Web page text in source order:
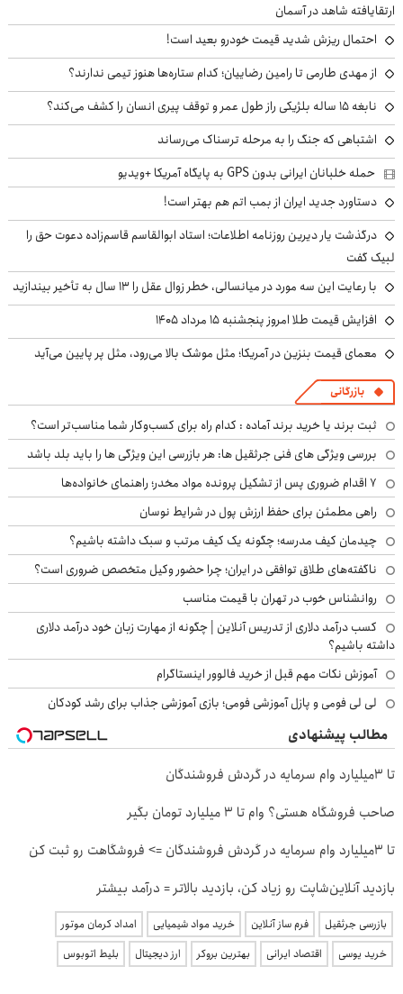
ارتقایافته شاهد در آسمان
احتمال ریزش شدید قیمت خودرو بعید است!
از مهدی طارمی تا رامین رضاییان؛ کدام ستاره‌ها هنوز تیمی ندارند؟
نابغه ۱۵ ساله بلژیکی راز طول عمر و توقف پیری انسان را کشف می‌کند؟
اشتباهی که جنگ را به مرحله ترسناک می‌رساند
حمله خلبانان ایرانی بدون GPS به پایگاه آمریکا +ویدیو
دستاورد جدید ایران از بمب اتم هم بهتر است!
درگذشت یار دیرین روزنامه اطلاعات؛ استاد ابوالقاسم قاسم‌زاده دعوت حق را
لبیک گفت
با رعایت این سه مورد در میانسالی، خطر زوال عقل را ۱۳ سال به تأخیر بیندازید
افزایش قیمت طلا امروز پنجشنبه ۱۵ مرداد ۱۴۰۵
معمای قیمت بنزین در آمریکا؛ مثل موشک بالا می‌رود، مثل پر پایین می‌آید
بازرگانی
ثبت برند یا خرید برند آماده : کدام راه برای کسب‌وکار شما مناسب‌تر است؟
بررسی ویژگی های فنی جرثقیل ها: هر بازرسی این ویژگی ها را باید بلد باشد
۷ اقدام ضروری پس از تشکیل پرونده مواد مخدر؛ راهنمای خانواده‌ها
راهی مطمئن برای حفظ ارزش پول در شرایط نوسان
چیدمان کیف مدرسه؛ چگونه یک کیف مرتب و سبک داشته باشیم؟
ناگفته‌های طلاق توافقی در ایران؛ چرا حضور وکیل متخصص ضروری است؟
روانشناس خوب در تهران با قیمت مناسب
کسب درآمد دلاری از تدریس آنلاین | چگونه از مهارت زبان خود درآمد دلاری
داشته باشیم؟
آموزش نکات مهم قبل از خرید فالوور اینستاگرام
لی لی فومی و پازل آموزشی فومی؛ بازی آموزشی جذاب برای رشد کودکان
مطالب پیشنهادی
تا 3میلیارد وام سرمایه در گردش فروشندگان
صاحب فروشگاه هستی؟ وام تا ۳ میلیارد تومان بگیر
تا 3میلیارد وام سرمایه در گردش فروشندگان => فروشگاهت رو ثبت کن
بازدید آنلاین‌شاپت رو زیاد کن، بازدید بالاتر = درآمد بیشتر
بازرسی جرثقیل فرم ساز آنلاین خرید مواد شیمیایی
امداد کرمان موتور
خرید یوسی
اقتصاد ایرانی بهترین بروکر ارز دیجیتال بلیط اتوبوس